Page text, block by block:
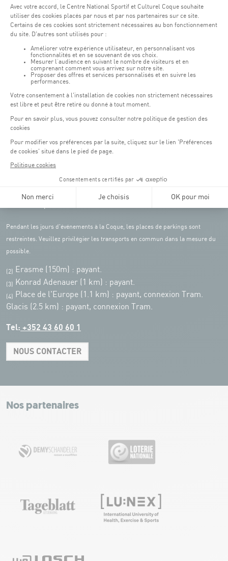
Horaires d'ouverture du batiment de la Coque :
Lundi - vendredi : 06h30 - 22h00
Weekend : 07h30 - 19h00
Pensez à vous informer des horaires d'ouverture de chaque activité.
Accès :
COQUE • 2 rue Léon Hengen, Luxembourg (L-1745)
Parking Coque : payant -
3 heures offertes pour les
Pendant les jours d'événements à la Coque, les places de parkings sont
restreintes. Veuillez privilégier les transports en commun dans la mesure du
possible.
(2) Erasme (150m) : payant.
(3) Konrad Adenauer (1 km) : payant.
(4)
Place de l'Europe (1.1 km) : payant, connexion Tram.
Glacis (2.5 km) : payant, connexion Tram.
Tel: +352 43 60 60 1
NOUS CONTACTER
+
−
Leaflet|Map tiles by Carto, under CC BY 3.0. Data by OpenStreetMap, under
Nos partenaires